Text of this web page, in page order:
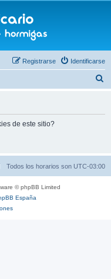
Identificarse
Registrarse
de este sitio?
Todos los horarios son UTC-03:00
© phpBB Limited
España